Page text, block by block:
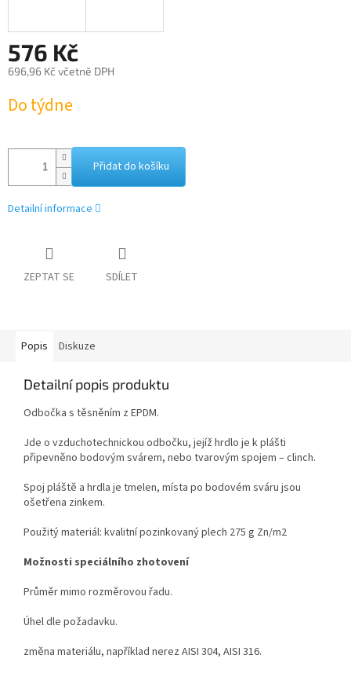
576 Kč
696,96 Kč včetně DPH
cena:
Do týdne
Přidat do košíku
Detailní informace
ZEPTAT SE SDÍLET
Popis Diskuze
Detailní popis produktu
Odbočka s těsněním z EPDM.
Jde o vzduchotechnickou odbočku, jejíž hrdlo je k plášti
připevněno bodovým svárem, nebo tvarovým spojem – clinch.
Spoj pláště a hrdla je tmelen, místa po bodovém sváru jsou
ošetřena zinkem.
Použitý materiál: kvalitní pozinkovaný plech 275 g Zn/m2
Možnosti speciálního zhotovení
Průměr mimo rozměrovou řadu.
Úhel dle požadavku.
změna materiálu, například nerez AISI 304, AISI 316.